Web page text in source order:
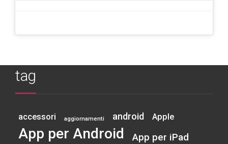
tag
accessori aggiornamenti android Apple
App per Android App per iPad